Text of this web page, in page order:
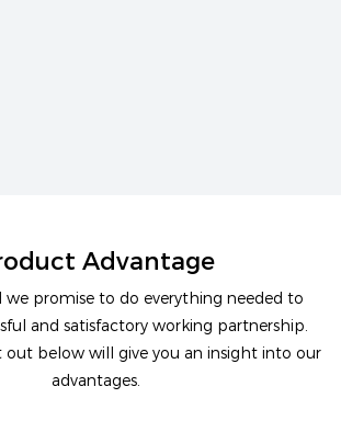
Advantage
we promise to do everything needed to
and satisfactory working partnership.
out below will give you an insight into our
advantages.